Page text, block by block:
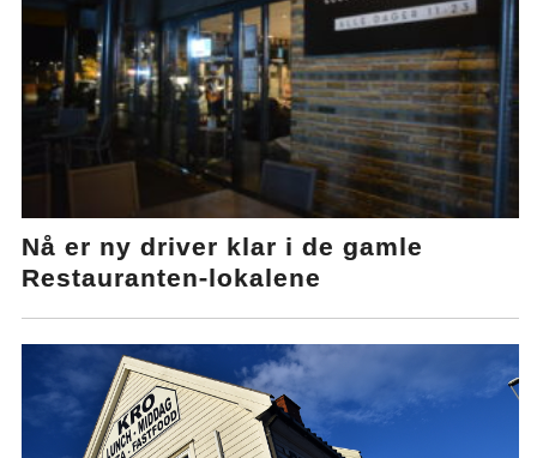
Nå er ny driver klar i de gamle
Restauranten-lokalene